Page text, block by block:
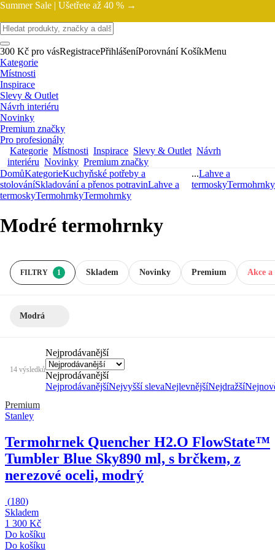
Summer Sale | Ušetřete až 40 % →
300 Kč pro vásRegistracePřihlášeníPorovnání KošíkMenu
Kategorie
Místnosti
Inspirace
Slevy & Outlet
Návrh interiéru
Novinky
Premium značky
Pro profesionály
Kategorie Místnosti Inspirace Slevy & Outlet Návrh
interiéru Novinky Premium značky
DomůKategorieKuchyňské potřeby a
stolováníSkladování a přenos potravinLahve a
termoskyTermohrnkyTermohrnky
...Lahve a
termoskyTermohrnky
Modré termohrnky
FILTRY 1 Skladem Premium
Novinky Akce a
Modrá
14 výsledků
Nejprodávanější
Nejprodávanější
NejprodávanějšíNejvyšší slevaNejlevnějšíNejdražší
Premium
Stanley
Termohrnek Quencher H2.O FlowState™
Tumbler Blue Sky890 ml, s brčkem, z
nerezové oceli, modrý
(180)
Skladem
1 300 Kč
Do košíku
Do košíku